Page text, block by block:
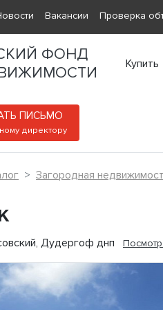
Вакансии Проверка
ФОНД
Купить
ПИСЬМО
директору
Загородная
Дудергоф днп